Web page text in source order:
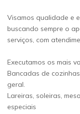
Visamos qualidade e
buscando sempre o
serviços, com
Executamos os mais
Bancadas de
geral.
Lareiras, soleiras,
especiais